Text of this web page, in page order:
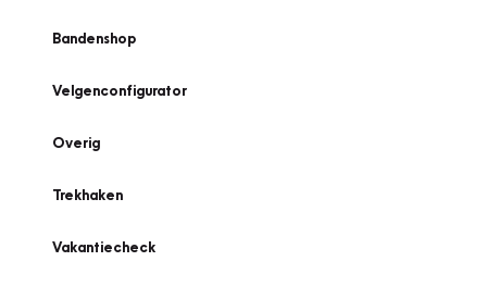
Bandenshop
Velgenconfigurator
Overig
Trekhaken
Vakantiecheck